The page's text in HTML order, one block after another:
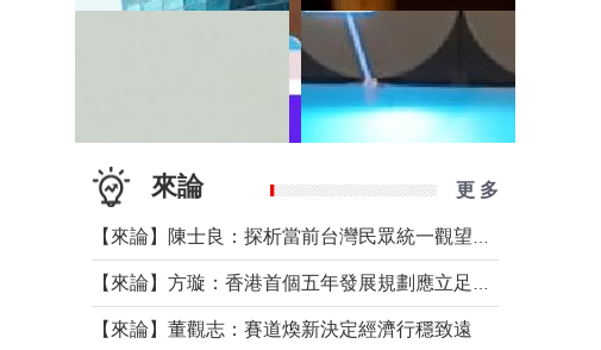
來論 更 多
【來論】董觀志：賽道煥新決定經濟行穩致遠